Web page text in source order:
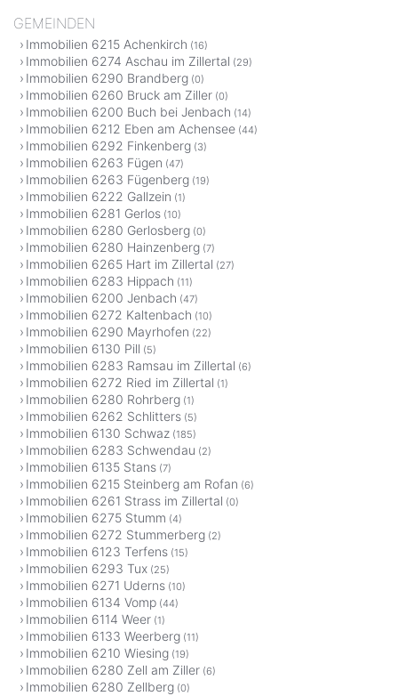
GEMEINDEN
Immobilien 6215 Achenkirch (16)
Immobilien 6274 Aschau im Zillertal (29)
Immobilien 6290 Brandberg (0)
Immobilien 6260 Bruck am Ziller (0)
Immobilien 6200 Buch bei Jenbach (14)
Immobilien 6212 Eben am Achensee (44)
Immobilien 6292 Finkenberg (3)
Immobilien 6263 Fügen (47)
Immobilien 6263 Fügenberg (19)
Immobilien 6222 Gallzein (1)
Immobilien 6281 Gerlos (10)
Immobilien 6280 Gerlosberg (0)
Immobilien 6280 Hainzenberg (7)
Immobilien 6265 Hart im Zillertal (27)
Immobilien 6283 Hippach (11)
Immobilien 6200 Jenbach (47)
Immobilien 6272 Kaltenbach (10)
Immobilien 6290 Mayrhofen (22)
Immobilien 6130 Pill (5)
Immobilien 6283 Ramsau im Zillertal (6)
Immobilien 6272 Ried im Zillertal (1)
Immobilien 6280 Rohrberg (1)
Immobilien 6262 Schlitters (5)
Immobilien 6130 Schwaz (185)
Immobilien 6283 Schwendau (2)
Immobilien 6135 Stans (7)
Immobilien 6215 Steinberg am Rofan (6)
Immobilien 6261 Strass im Zillertal (0)
Immobilien 6275 Stumm (4)
Immobilien 6272 Stummerberg (2)
Immobilien 6123 Terfens (15)
Immobilien 6293 Tux (25)
Immobilien 6271 Uderns (10)
Immobilien 6134 Vomp (44)
Immobilien 6114 Weer (1)
Immobilien 6133 Weerberg (11)
Immobilien 6210 Wiesing (19)
Immobilien 6280 Zell am Ziller (6)
Immobilien 6280 Zellberg (0)